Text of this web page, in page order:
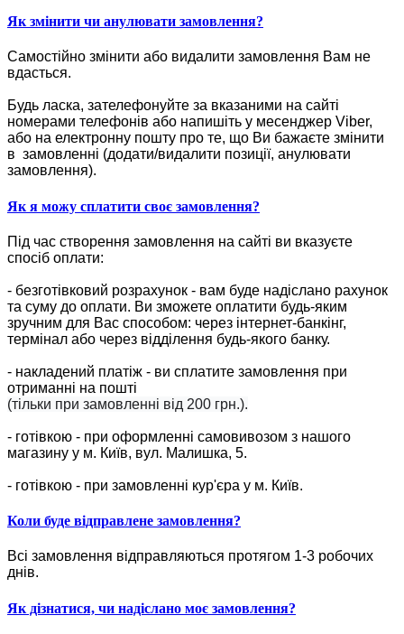
Як змінити чи анулювати замовлення?
Самостійно змінити або видалити замовлення Вам не
вдасться.
Будь ласка, зателефонуйте за вказаними на сайті
номерами телефонів або напишіть у месенджер Viber,
або на електронну пошту про те, що Ви бажаєте змінити
в замовленні (додати/видалити позиції, анулювати
замовлення).
Як я можу сплатити своє замовлення?
Під час створення замовлення на сайті ви вказуєте
спосіб оплати:
- безготівковий розрахунок - вам буде надіслано рахунок
та суму до оплати. Ви зможете оплатити будь-яким
зручним для Вас способом: через інтернет-банкінг,
термінал або через відділення будь-якого банку.
- накладений платіж - ви сплатите замовлення при
отриманні на пошті
(тільки при замовленні від 200 грн.).
- готівкою - при оформленні самовивозом з нашого
магазину у м. Київ, вул. Малишка, 5.
- готівкою - при замовленні кур'єра у м. Київ.
Коли буде відправлене замовлення?
Всі замовлення відправляються протягом 1-3 робочих
днів.
Як дізнатися, чи надіслано моє замовлення?